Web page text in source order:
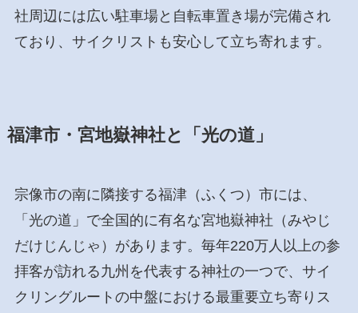
社周辺には広い駐車場と自転車置き場が完備され
ており、サイクリストも安心して立ち寄れます。
福津市・宮地嶽神社と「光の道」
宗像市の南に隣接する福津（ふくつ）市には、
「光の道」で全国的に有名な宮地嶽神社（みやじ
だけじんじゃ）があります。毎年220万人以上の参
拝客が訪れる九州を代表する神社の一つで、サイ
クリングルートの中盤における最重要立ち寄りス